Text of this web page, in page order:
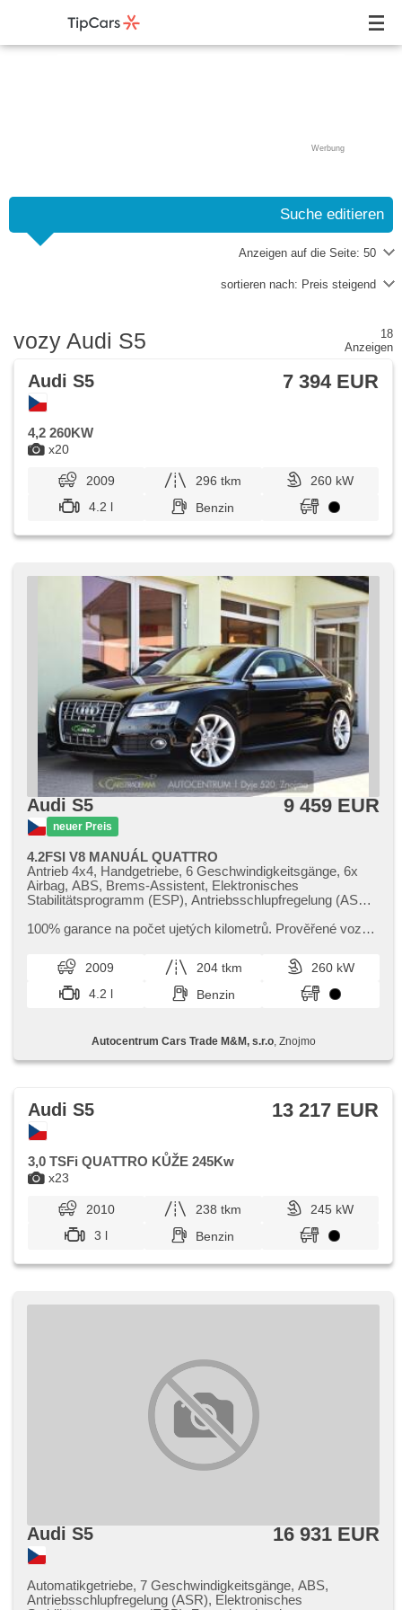
Werbung
Suche editieren
Anzeigen auf die Seite: 50
sortieren nach: Preis steigend
vozy Audi S5
18
Anzeigen
x20
Audi S5 7 394 EUR
4,2 260KW
2009 296 tkm
260 kW
4.2 l
Benzin
Audi S5
neuer Preis
9 459 EUR
4.2FSI V8 MANUÁL QUATTRO
Antrieb 4x4, Handgetriebe, 6 Geschwindigkeitsgänge, 6x
Airbag, ABS, Brems-Assistent, Elektronisches
Stabilitätsprogramm (ESP), Antriebsschlupfregelung (ASR),
Tempomat, Bi Xenon-Scheinwerfer, LED denní svícení,
parkovací senzory přední, parkovací senzory zadní,
Parkassistent, Lichtsensor, Lenkrad einstellbar,
Multifunktionslenkrad, Beifahrerairbagdeaktivierung, hands
free, Bluetooth, El. Vorderscheiben, El. Spiegel,
einstellbare Sitze, höheneinstellbare Sitze, Positionssitze,
Reifendrucksensor, USB, Autoradio, CD-Spieler,
100% garance na počet ujetých kilometrů. Prověřené vozy
Reportu. Dále si t...
2009 204 tkm
260 kW
4.2 l
Benzin
Autocentrum Cars Trade M&M, s.r.o, Znojmo
x23
Audi S5 13 217 EUR
3,0 TSFi QUATTRO KŮŽE 245Kw
2010 238 tkm
245 kW
3 l
Benzin
Audi S5 16 931 EUR
Automatikgetriebe, 7 Geschwindigkeitsgänge, ABS,
Antriebsschlupfregelung (ASR), Elektronisches